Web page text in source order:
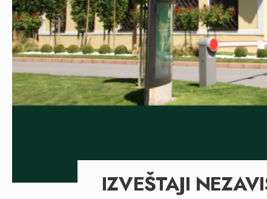
IZVEŠTAJI